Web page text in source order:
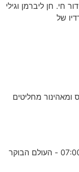
חן ליברמן וגילי
פרק 89 06:37 - 07:26 אראס ומאהינור מחליטים
06:00 - העולם הבוקר בשישי - רגע לפני 07:00 - העולם הבוקר